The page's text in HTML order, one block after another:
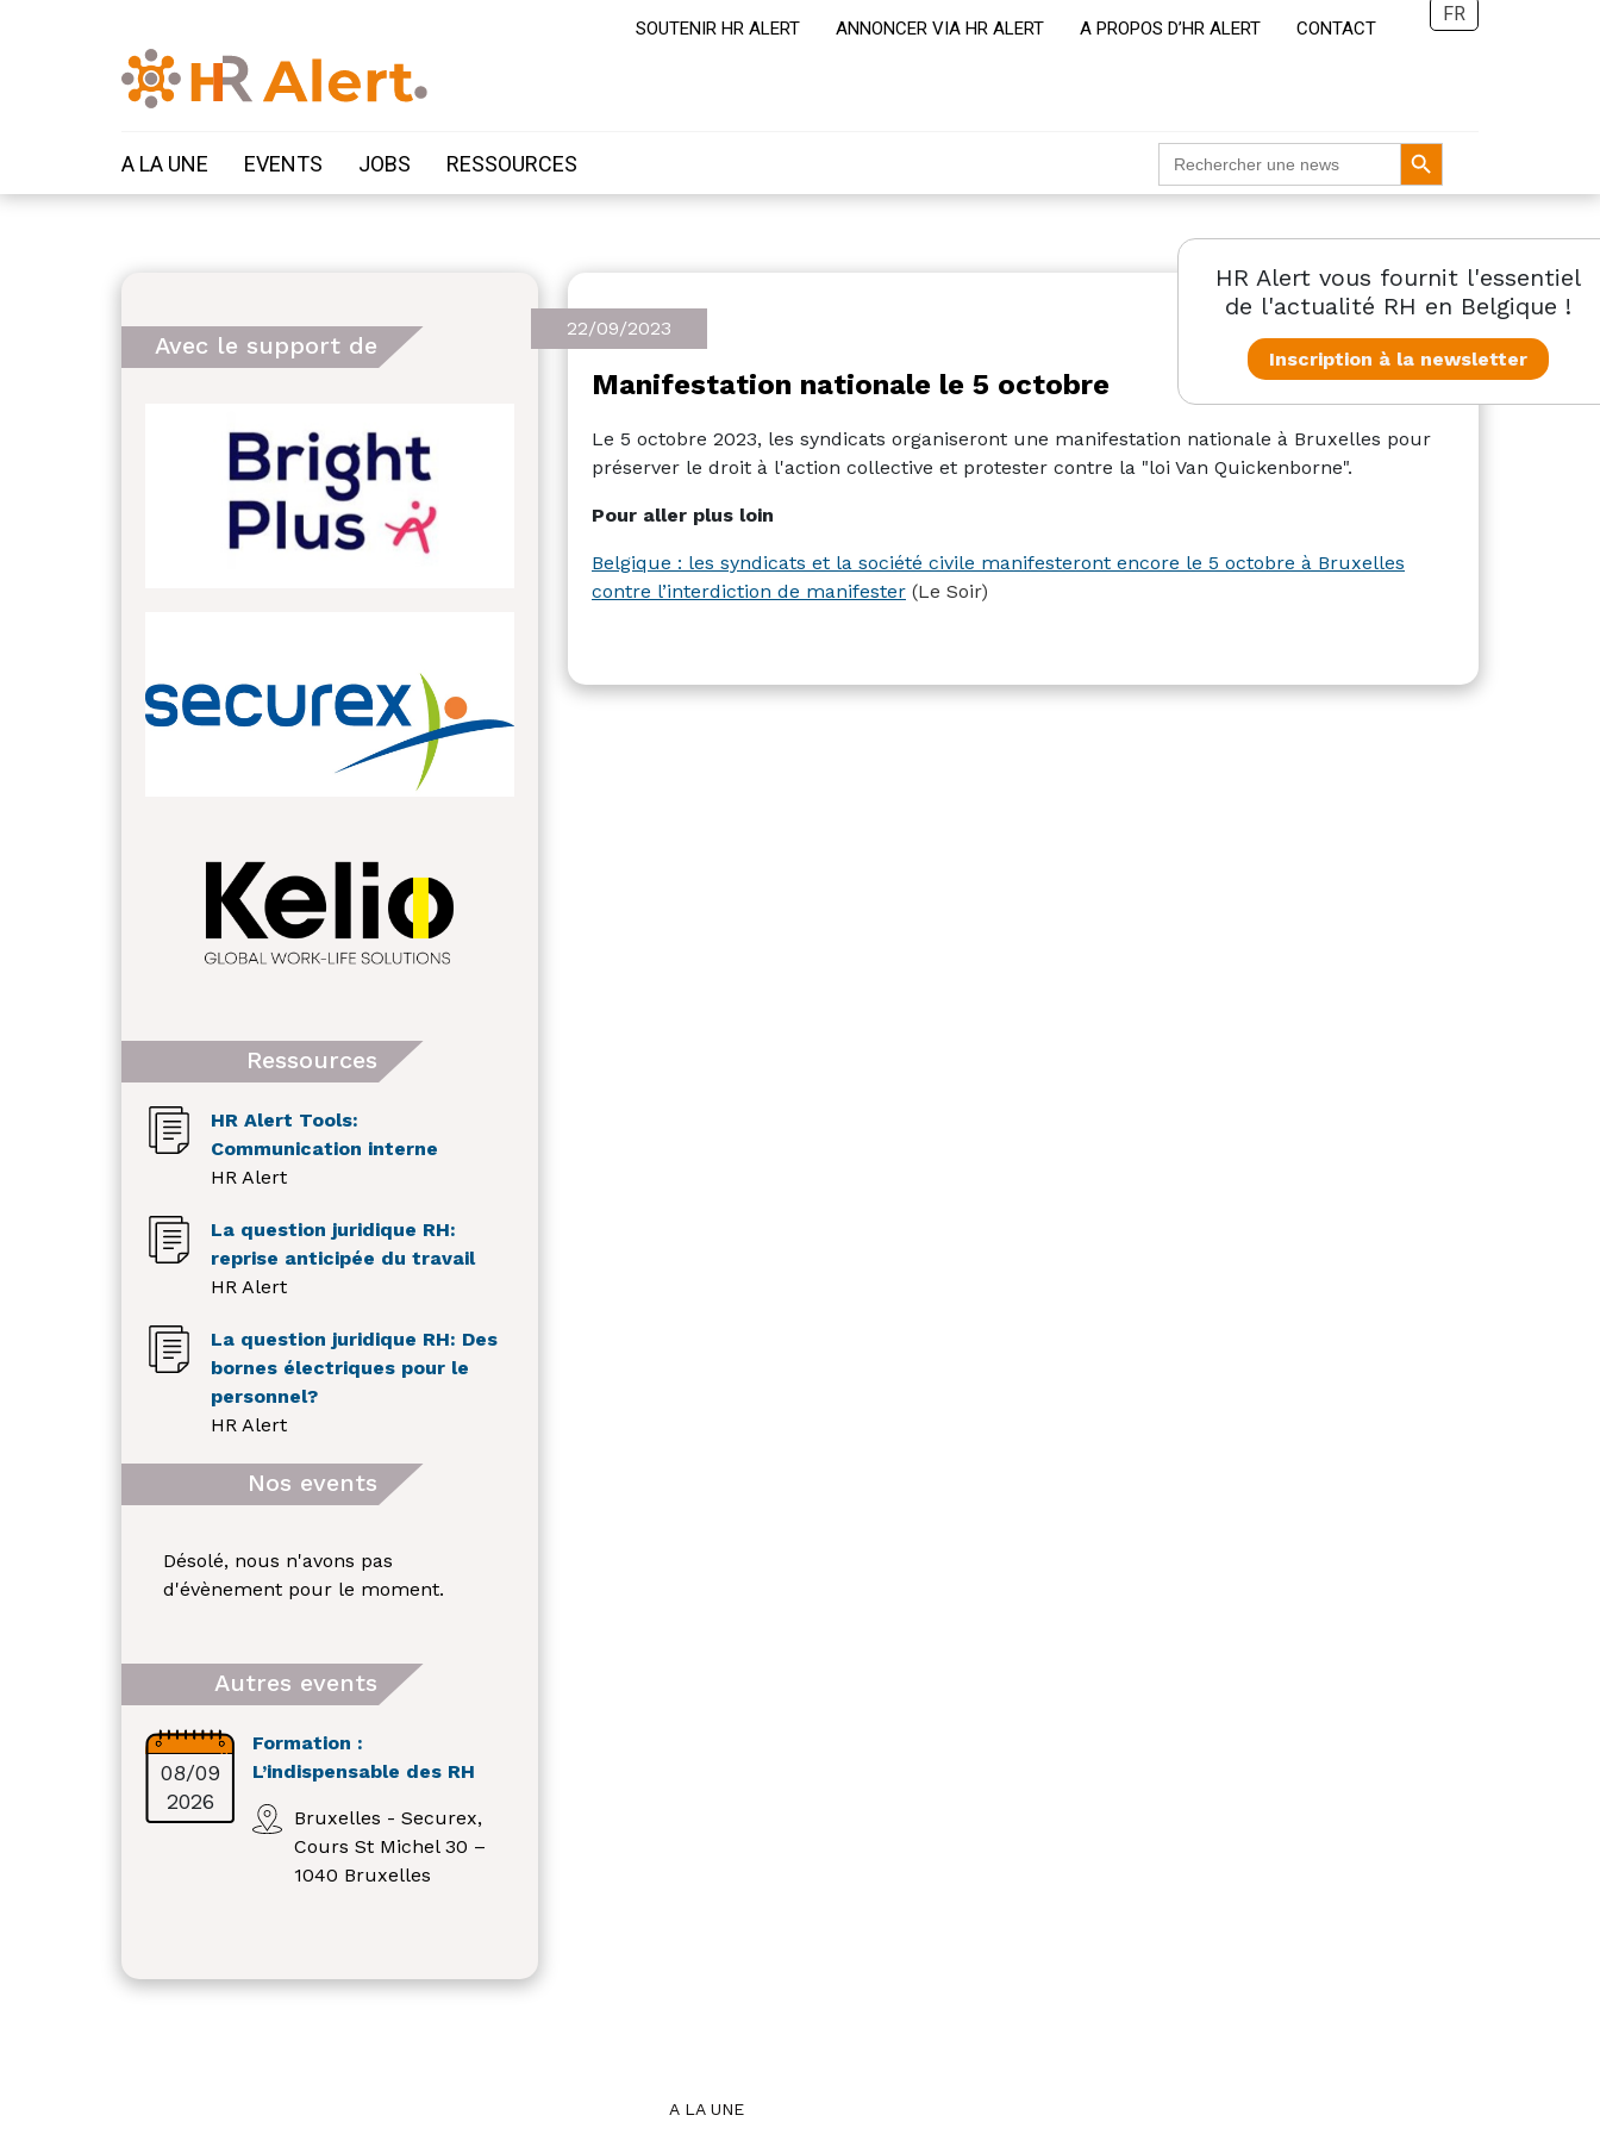
SOUTENIR HR ALERT ANNONCER VIA HR ALERT A PROPOS D’HR ALERT CONTACT
FR
A LA UNE EVENTS JOBS RESSOURCES
Search
for:
Search Button
Avec le support de
Ressources
HR Alert Tools:
Communication interne
HR Alert
La question juridique RH:
reprise anticipée du travail
HR Alert
La question juridique RH: Des
bornes électriques pour le
personnel?
HR Alert
Nos events
Désolé, nous n'avons pas
d'évènement pour le moment.
Autres events
08/09
2026
Formation :
L’indispensable des RH
Bruxelles - Securex,
Cours St Michel 30 –
1040 Bruxelles
HR Alert vous fournit l'essentiel
de l'actualité RH en Belgique !
Inscription à la newsletter
22/09/2023
Manifestation nationale le 5 octobre
Le 5 octobre 2023, les syndicats organiseront une manifestation nationale à Bruxelles pour
préserver le droit à l'action collective et protester contre la "loi Van Quickenborne".
Pour aller plus loin
Belgique : les syndicats et la société civile manifesteront encore le 5 octobre à Bruxelles
contre l’interdiction de manifester (Le Soir)
A LA UNE